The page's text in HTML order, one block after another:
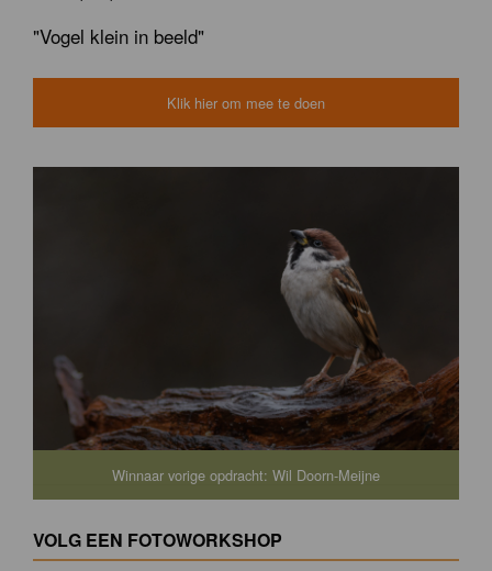
"Vogel klein in beeld"
Klik hier om mee te doen
Winnaar vorige opdracht: Wil Doorn-Meijne
VOLG EEN FOTOWORKSHOP